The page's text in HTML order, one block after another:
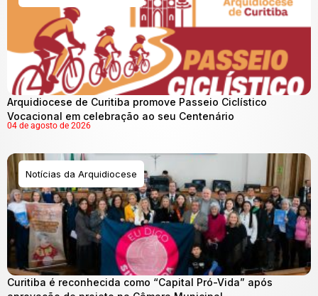
Arquidiocese de Curitiba promove Passeio Ciclístico
Vocacional em celebração ao seu Centenário
04 de agosto de 2026
Notícias da Arquidiocese
Curitiba é reconhecida como “Capital Pró-Vida” após